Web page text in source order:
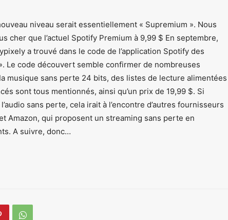
niveau serait essentiellement « Supremium ». Nous
cher que l’actuel Spotify Premium à 9,99 $ En septembre,
a trouvé dans le code de l’application Spotify des
Le code découvert semble confirmer de nombreuses
musique sans perte 24 bits, des listes de lecture alimentées
sont tous mentionnés, ainsi qu’un prix de 19,99 $. Si
sans perte, cela irait à l’encontre d’autres fournisseurs
Amazon, qui proposent un streaming sans perte en
A suivre, donc…